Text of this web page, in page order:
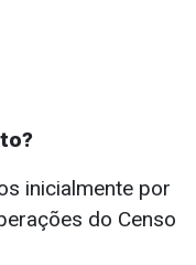
inicialmente por
do Censo